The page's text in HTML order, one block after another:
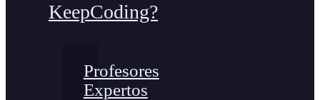
KeepCoding?
Profesores
Expertos